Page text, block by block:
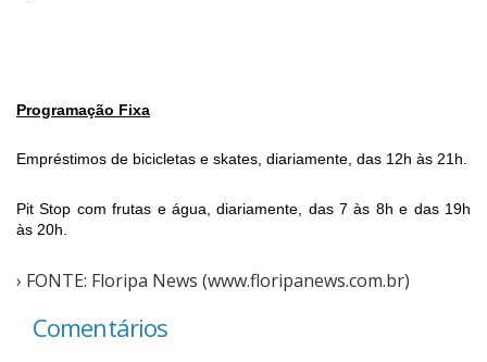
Programação Fixa
Empréstimos de bicicletas e skates, diariamente, das 12h às 21h.
Pit Stop com frutas e água, diariamente, das 7 às 8h e das 19h
às 20h.
› FONTE: Floripa News (www.floripanews.com.br)
Comentários